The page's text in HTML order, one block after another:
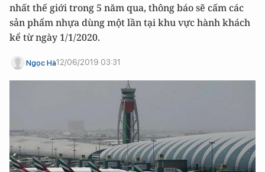
nhất thế giới trong 5 năm qua, thông báo sẽ cấm các
sản phẩm nhựa dùng một lần tại khu vực hành khách
kể từ ngày 1/1/2020.
Ngọc Hà12/06/2019 03:31